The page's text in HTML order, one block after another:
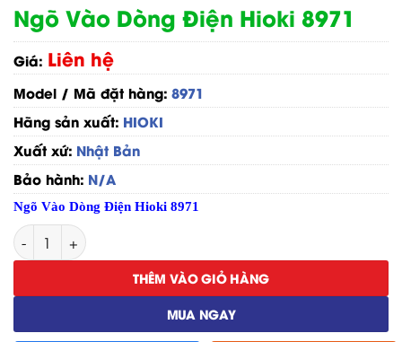
Ngõ Vào Dòng Điện Hioki 8971
Giá: Liên hệ
Model / Mã đặt hàng: 8971
Hãng sản xuất: HIOKI
Xuất xứ: Nhật Bản
Bảo hành: N/A
Ngõ Vào Dòng Điện Hioki 8971
Ngõ Vào Dòng Điện Hioki 8971 số lượng
THÊM VÀO GIỎ HÀNG
MUA NGAY